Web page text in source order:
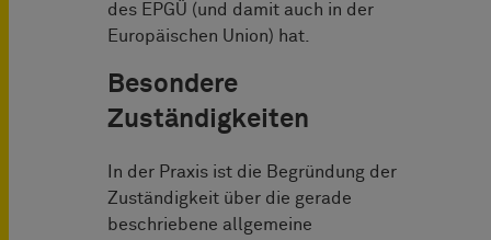
des EPGÜ (und damit auch in der
Europäischen Union) hat.
Besondere
Zuständigkeiten
In der Praxis ist die Begründung der
Zuständigkeit über die gerade
beschriebene allgemeine